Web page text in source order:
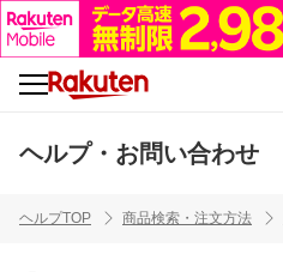
ヘルプ・お問い合わせ
ヘルプTOP 商品検索・注文方法